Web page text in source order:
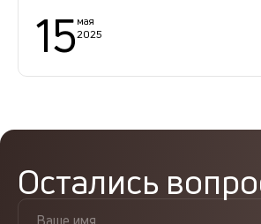
15мая
2025
Остались